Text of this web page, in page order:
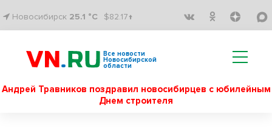
Новосибирск 25.1 °C $82.17↑
Все новости
Новосибирской
области
Андрей Травников поздравил новосибирцев с юбилейным
Днем строителя